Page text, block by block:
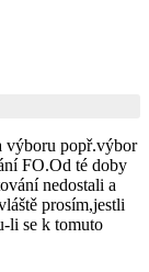
výboru popř.výbor
FO.Od té doby
nedostali a
prosím,jestli
li se k tomuto